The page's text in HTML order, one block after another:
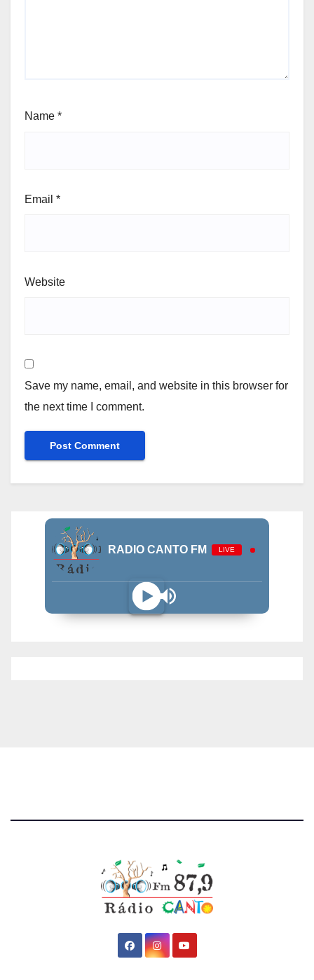
Name *
Email *
Website
Save my name, email, and website in this browser for
the next time I comment.
RADIO CANTO FM LIVE